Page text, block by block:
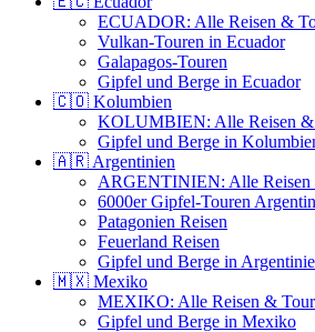
ECUADOR: Alle Reisen &
Vulkan-Touren in Ecuador
Galapagos-Touren
Gipfel und Berge in Ecuador
🇨🇴 Kolumbien
KOLUMBIEN: Alle Reisen &
Gipfel und Berge in
🇦🇷 Argentinien
ARGENTINIEN: Alle Reisen
6000er Gipfel-Touren
Patagonien Reisen
Feuerland Reisen
Gipfel und Berge in
🇲🇽 Mexiko
MEXIKO: Alle Reisen &
Gipfel und Berge in Mexiko